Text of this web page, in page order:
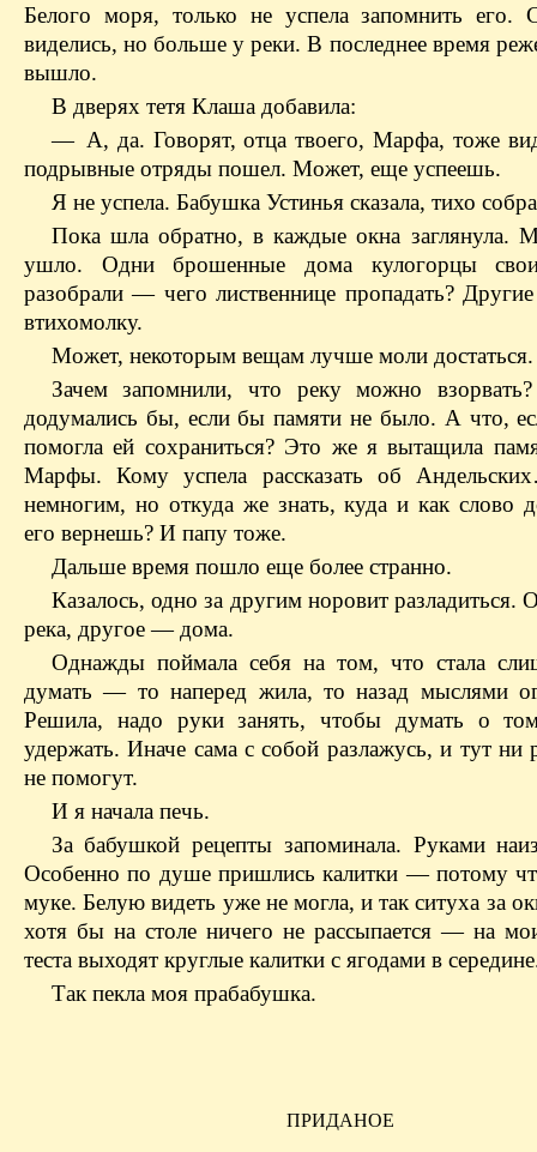
Белого моря, только не успела запомнить
виделись, но больше у реки. В последнее время
вышло.
В дверях тетя Клаша добавила:
— А, да. Говорят, отца твоего, Марфа, тоже
подрывные отряды пошел. Может, еще успеешь.
Я не успела. Бабушка Устинья сказала, тихо
Пока шла обратно, в каждые окна заглянула.
ушло. Одни брошенные дома кулогорцы
разобрали — чего лиственнице пропадать?
втихомолку.
Может, некоторым вещам лучше моли достаться.
Зачем запомнили, что реку можно
додумались бы, если бы памяти не было. А что,
помогла ей сохраниться? Это же я вытащила
Марфы. Кому успела рассказать об
немногим, но откуда же знать, куда и как слово
его вернешь? И папу тоже.
Дальше время пошло еще более странно.
Казалось, одно за другим норовит
река, другое — дома.
Однажды поймала себя на том, что стала
думать — то наперед жила, то назад мыслями
Решила, надо руки занять, чтобы думать о
удержать. Иначе сама с собой разлажусь, и тут ни
не помогут.
И я начала печь.
За бабушкой рецепты запоминала. Руками
Особенно по душе пришлись калитки — потому
муке. Белую видеть уже не могла, и так ситуха за
хотя бы на столе ничего не рассыпается — на
теста выходят круглые калитки с ягодами в
Так пекла моя прабабушка.
ПРИДАНОЕ